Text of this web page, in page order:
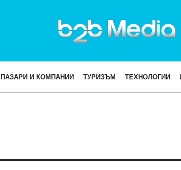
ПАЗАРИ И КОМПАНИИ ТУРИЗЪМ ТЕХНОЛОГИИ